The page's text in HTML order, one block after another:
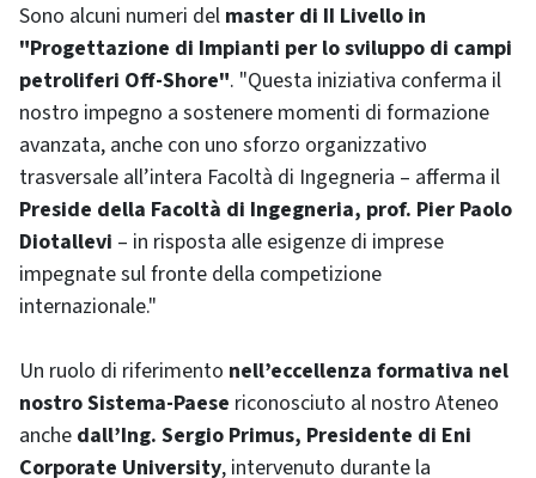
Sono alcuni numeri del master di II Livello in
"Progettazione di Impianti per lo sviluppo di campi
petroliferi Off-Shore". "Questa iniziativa conferma il
nostro impegno a sostenere momenti di formazione
avanzata, anche con uno sforzo organizzativo
trasversale all’intera Facoltà di Ingegneria – afferma il
Preside della Facoltà di Ingegneria, prof. Pier Paolo
Diotallevi – in risposta alle esigenze di imprese
impegnate sul fronte della competizione
internazionale."
Un ruolo di riferimento nell’eccellenza formativa nel
nostro Sistema-Paese riconosciuto al nostro Ateneo
anche dall’Ing. Sergio Primus, Presidente di Eni
Corporate University, intervenuto durante la